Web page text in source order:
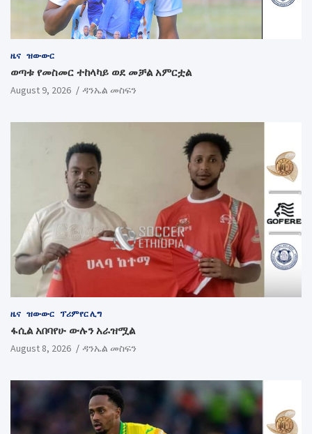
ዜና ዝውውር
ወጣቱ የመስመር ተከላካይ ወደ መቻል አምርቷል
August 9, 2026 ዳንኤል መስፍን
ዜና ዝውውር ፕሪምየር ሊግ
ፋሲል አበባየሁ ውሉን አራዝሟል
August 8, 2026 ዳንኤል መስፍን